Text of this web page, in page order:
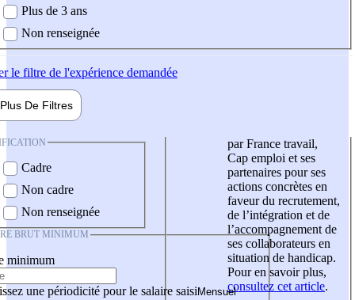
Plus de 3 ans
Non renseignée
le filtre de l'expérience demandée
Plus De Filtres
Cadre
Non cadre
Non renseignée
BRUT MINIMUM
minimum
une périodicité pour le salaire saisi
par France travail,
Cap emploi et ses
partenaires pour ses
actions concrètes en
faveur du recrutement,
de l’intégration et de
l’accompagnement de
ses collaborateurs en
situation de handicap.
Pour en savoir plus,
consultez cet article.